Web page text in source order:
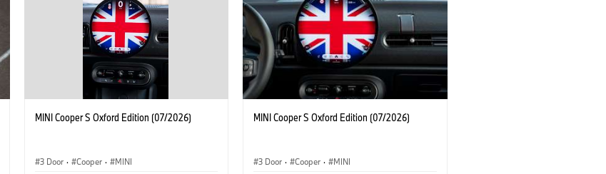
MINI Cooper S Oxford Edition (07/2026)
3 Door · Cooper · MINI
MINI Cooper S Oxford Edition (07/2026)
3 Door · Cooper · MINI